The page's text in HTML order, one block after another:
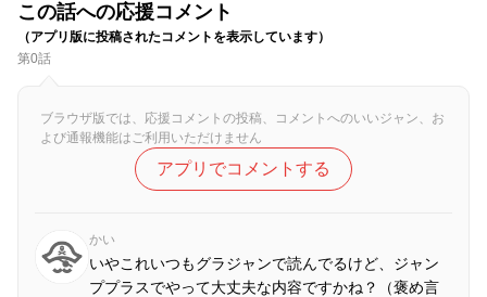
この話への応援コメント
（アプリ版に投稿されたコメントを表示しています）
第0話
ブラウザ版では、応援コメントの投稿、コメントへのいいジャン、お
よび通報機能はご利用いただけません
アプリでコメントする
かい
いやこれいつもグラジャンで読んでるけど、ジャン
ププラスでやって大丈夫な内容ですかね？（褒め言